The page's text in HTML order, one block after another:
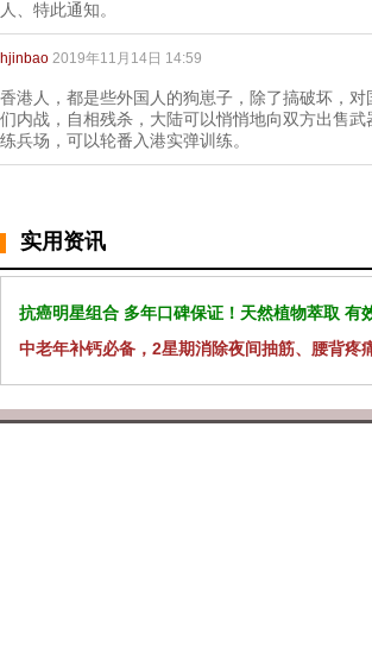
人、特此通知。
hjinbao 2019年11月14日 14:59
香港人，都是些外国人的狗崽子，除了搞破坏，
们内战，自相残杀，大陆可以悄悄地向双方出售
练兵场，可以轮番入港实弹训练。
实用资讯
抗癌明星组合 多年口碑保证！天然植物萃取 有
中老年补钙必备，2星期消除夜间抽筋、腰背疼